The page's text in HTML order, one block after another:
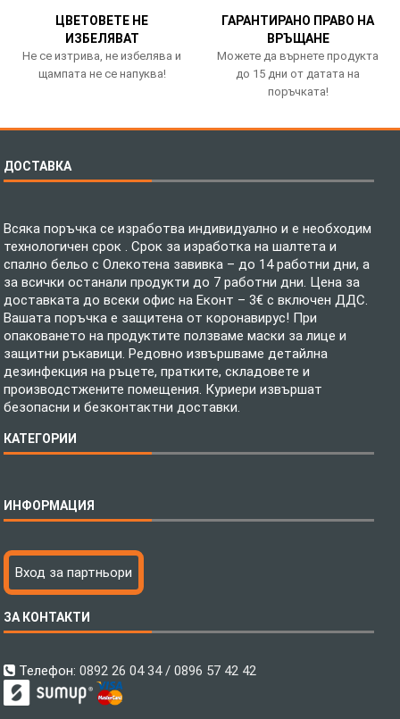
ЦВЕТОВЕТЕ НЕ
ИЗБЕЛЯВАТ
Не се изтрива, не избелява и
щампата не се напуква!
ГАРАНТИРАНО ПРАВО НА
ВРЪЩАНЕ
Можете да върнете продукта
до 15 дни от датата на
поръчката!
ДОСТАВКА
Всяка поръчка се изработва индивидуално и е необходим
технологичен срок . Срок за изработка на шалтета и
спално бельо с Олекотена завивка – до 14 работни дни, а
за всички останали продукти до 7 работни дни. Цена за
доставката до всеки офис на Еконт – 3€ с включен ДДС.
Вашата поръчка е защитена от коронавирус! При
опаковането на продуктите ползваме маски за лице и
защитни ръкавици. Редовно извършваме детайлна
дезинфекция на ръцете, пратките, складовете и
производстжените помещения. Куриери извършат
безопасни и безконтактни доставки.
КАТЕГОРИИ
Бебешки спални комплекти
Тениски с пълноцветен печат
Хавлиени кърпи
Пончо за водни спортове
Микрофибърни Велурени Кърпи
Детски пончота
Тениски
ИНФОРМАЦИЯ
Технология на печатане
Файлове за печат
Как да поръчам?
С какво сме различни?
Контакти
Общи Условия
Вход за партньори
ЗА КОНТАКТИ
Телефон:0892 26 04 34 / 0896 57 42 42